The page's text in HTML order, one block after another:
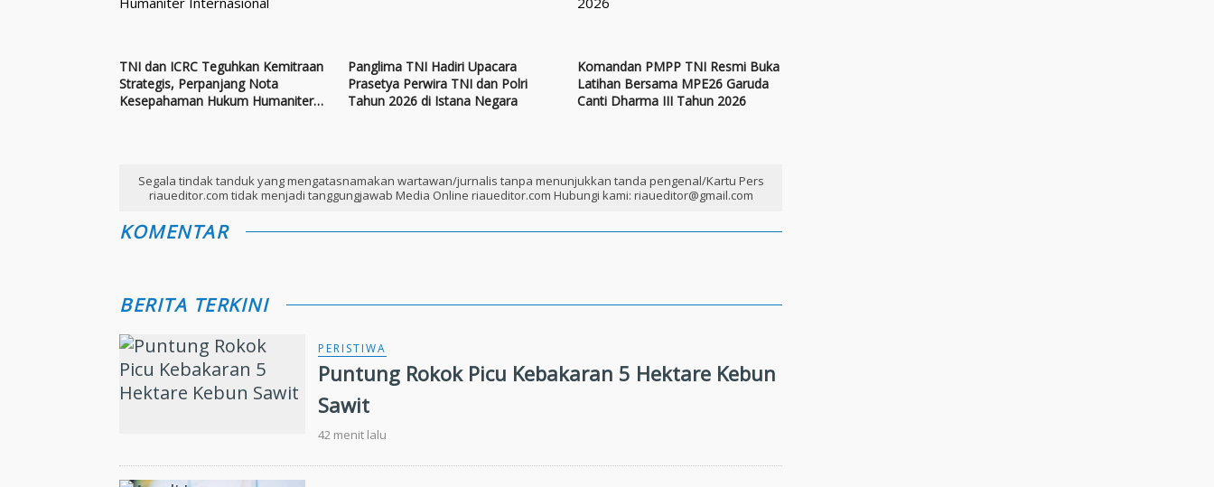
TNI dan ICRC Teguhkan Kemitraan
Strategis, Perpanjang Nota
Kesepahaman Hukum Humaniter
Panglima TNI Hadiri Upacara
Prasetya Perwira TNI dan Polri
Tahun 2026 di Istana Negara
Komandan PMPP TNI Resmi Buka
Latihan Bersama MPE26 Garuda
Canti Dharma III Tahun 2026
Segala tindak tanduk yang mengatasnamakan wartawan/jurnalis tanpa menunjukkan tanda pengenal/Kartu Pers
riaueditor.com tidak menjadi tanggungjawab Media Online riaueditor.com Hubungi kami: riaueditor@gmail.com
KOMENTAR
BERITA TERKINI
PERISTIWA
Puntung Rokok Picu Kebakaran 5 Hektare Kebun
Sawit
42 menit lalu